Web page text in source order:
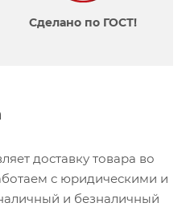
Сделано по ГОСТ!
доставку товара во
с юридическими и
и безналичный